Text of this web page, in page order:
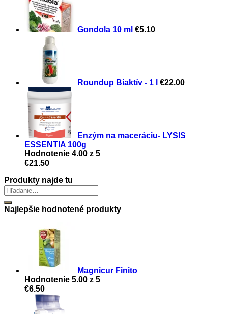
Gondola 10 ml €5.10
Roundup Biaktív - 1 l €22.00
Enzým na maceráciu- LYSIS
ESSENTIA 100g
Hodnotenie 4.00 z 5
€21.50
Produkty najde tu
Najlepšie hodnotené produkty
Magnicur Finito
Hodnotenie 5.00 z 5
€6.50